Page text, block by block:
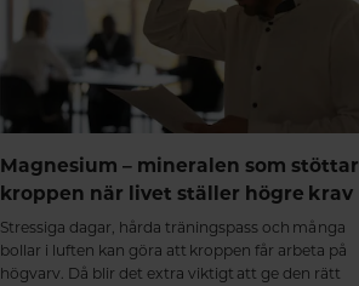
Magnesium – mineralen som stöttar
kroppen när livet ställer högre krav
Stressiga dagar, hårda träningspass och många
bollar i luften kan göra att kroppen får arbeta på
högvarv. Då blir det extra viktigt att ge den rätt